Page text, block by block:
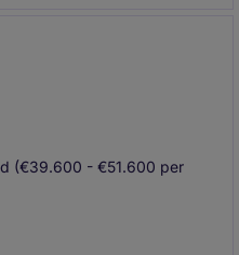
(€39.600 - €51.600 per